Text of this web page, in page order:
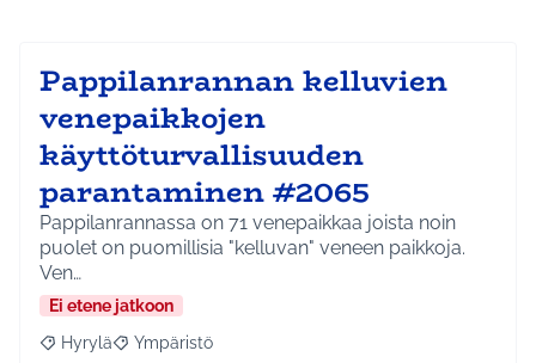
Pappilanrannan kelluvien
venepaikkojen
käyttöturvallisuuden
parantaminen #2065
Pappilanrannassa on 71 venepaikkaa joista noin
puolet on puomillisia "kelluvan" veneen paikkoja.
Ven…
Ei etene jatkoon
Rajaa tulokset aihepiirin mukaan: Hyrylä
Hyrylä Rajaa tulokset teeman mukaan: Ympäristö
Ympäristö